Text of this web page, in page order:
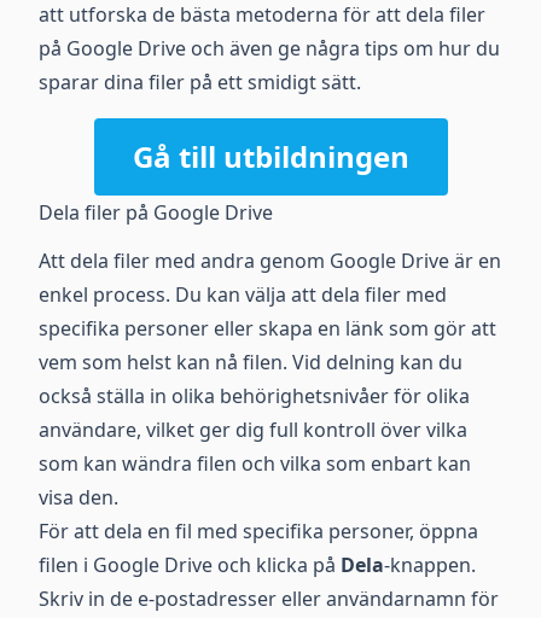
att utforska de bästa metoderna för att dela filer
på Google Drive och även ge några tips om hur du
sparar dina filer på ett smidigt sätt.
Gå till utbildningen
Dela filer på Google Drive
Att dela filer med andra genom Google Drive är en
enkel process. Du kan välja att dela filer med
specifika personer eller skapa en länk som gör att
vem som helst kan nå filen. Vid delning kan du
också ställa in olika behörighetsnivåer för olika
användare, vilket ger dig full kontroll över vilka
som kan wändra filen och vilka som enbart kan
visa den.
För att dela en fil med specifika personer, öppna
filen i Google Drive och klicka på Dela-knappen.
Skriv in de e-postadresser eller användarnamn för